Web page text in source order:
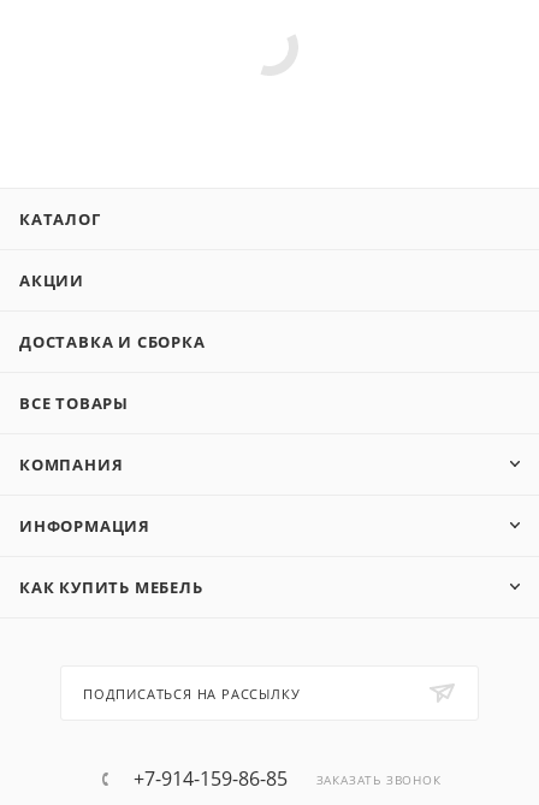
КАТАЛОГ
АКЦИИ
ДОСТАВКА И СБОРКА
ВСЕ ТОВАРЫ
КОМПАНИЯ
ИНФОРМАЦИЯ
КАК КУПИТЬ МЕБЕЛЬ
ПОДПИСАТЬСЯ НА РАССЫЛКУ
+7-914-159-86-85 ЗАКАЗАТЬ ЗВОНОК